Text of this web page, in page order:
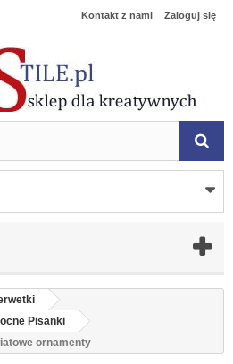
Zaloguj się
Kontakt z nami
Pisanki
ornamenty